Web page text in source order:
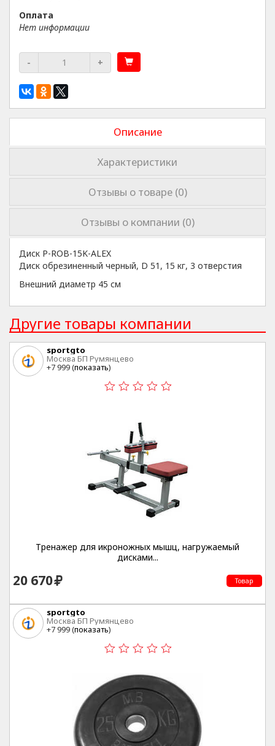
Оплата
Нет информации
- +
Описание
Характеристики
Отзывы о товаре (0)
Отзывы о компании (0)
Диск P-ROB-15K-ALEX
Диск обрезиненный черный, D 51, 15 кг, 3 отверстия
Внешний диаметр 45 см
Другие товары компании
sportgto
Москва БП Румянцево
+7 999 (показать)
Тренажер для икроножных мышц, нагружаемый
дисками...
20 670 Товар
sportgto
Москва БП Румянцево
+7 999 (показать)